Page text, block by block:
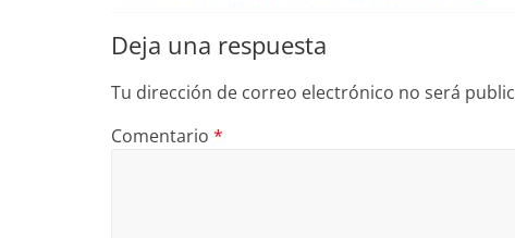
Deja una respuesta
Tu dirección de correo electrónico no será
Comentario *